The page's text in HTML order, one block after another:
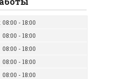
08:00
18:00
08:00
18:00
08:00
18:00
08:00
18:00
08:00
18:00